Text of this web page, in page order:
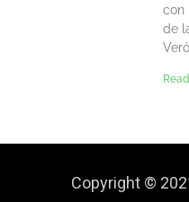
con
de
Copyright ©